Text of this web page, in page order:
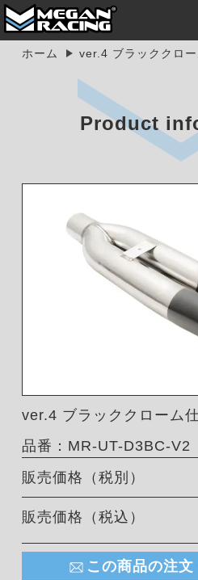
ホーム ver.4 ブラッククロー
Product
ver.4 ブラッククローム
品番：MR-UT-D3BC-V2
販売価格（税別）
販売価格（税込）
この商品の注